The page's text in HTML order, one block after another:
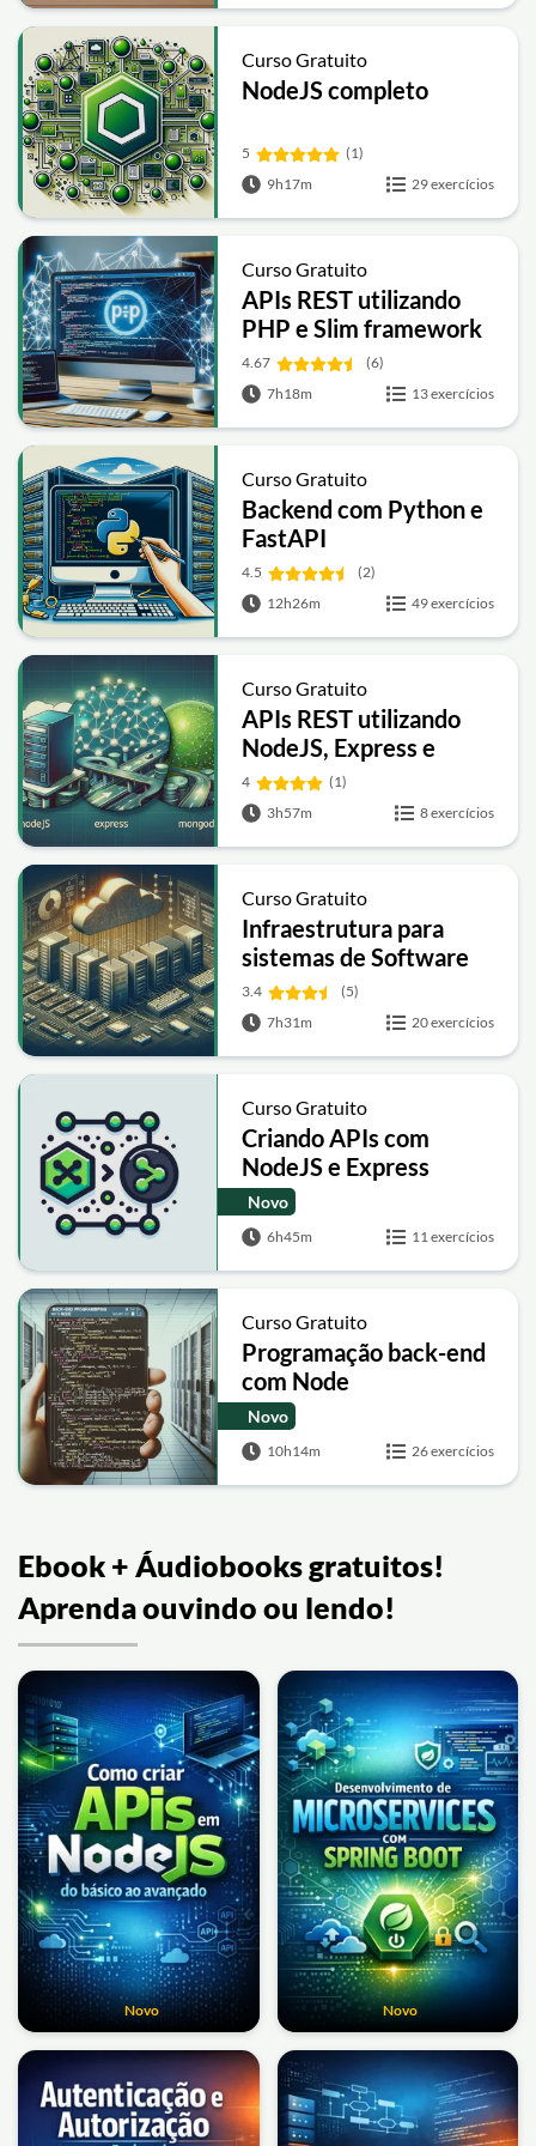
Curso Gratuito
NodeJS completo
5
(1)
9h17m
29 exercícios
Curso Gratuito
APIs REST utilizando
PHP e Slim framework
4.67
(6)
7h18m
13 exercícios
Curso Gratuito
Backend com Python e
FastAPI
4.5
(2)
12h26m
49 exercícios
Curso Gratuito
APIs REST utilizando
NodeJS, Express e
MongoDB
4
(1)
3h57m
8 exercícios
Curso Gratuito
Infraestrutura para
sistemas de Software
3.4
(5)
7h31m
20 exercícios
Curso Gratuito
Criando APIs com
NodeJS e Express
Novo
6h45m 11 exercícios
Curso Gratuito
Programação back-end
com Node
Novo
10h14m 26 exercícios
Ebook + Áudiobooks gratuitos!
Aprenda ouvindo ou lendo!
Novo Novo